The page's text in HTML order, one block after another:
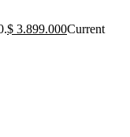
$ 3.899.000Current